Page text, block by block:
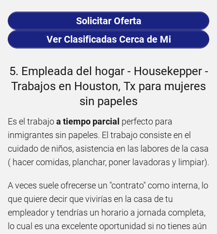
Solicitar Oferta
Ver Clasificadas Cerca de Mi
5. Empleada del hogar - Housekepper -
Trabajos en Houston, Tx para mujeres
sin papeles
Es el trabajoa tiempo parcial perfecto para
inmigrantes sin papeles. El trabajo consiste en el
cuidado de niños, asistencia en las labores de la casa
( hacer comidas, planchar, poner lavadoras y limpiar).
A veces suele ofrecerse un "contrato" como interna, lo
que quiere decir que vivirías en la casa de tu
empleador y tendrías un horario a jornada completa,
lo cual es una excelente oportunidad si no tienes aún